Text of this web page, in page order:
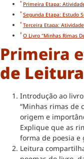
Primeira Etapa:
Segunda Etapa: Estudo
Terceira Etapa:
O Livro “Minhas Rimas
Primeira
de
Introdução ao
“Minhas rimas de
origem e
Explique que as
forma de poesia e
Leitura